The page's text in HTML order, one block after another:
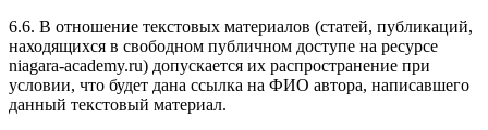
6.6. В отношение текстовых материалов (статей, публикаций,
находящихся в свободном публичном доступе на ресурсе
niagara-academy.ru) допускается их распространение при
условии, что будет дана ссылка на ФИО автора, написавшего
данный текстовый материал.